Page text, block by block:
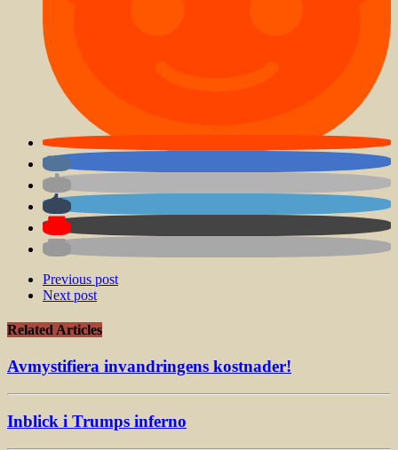
Previous post
Next post
Related Articles
Avmystifiera invandringens kostnader!
Inblick i Trumps inferno